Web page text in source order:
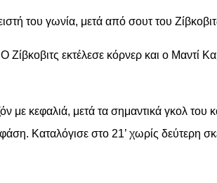
του γωνία, μετά από σουτ του
εκτέλεσε κόρνερ και ο Μαντί
κεφαλιά, μετά τα σημαντικά γκολ του
Καταλόγισε στο 21’ χωρίς δεύτερη